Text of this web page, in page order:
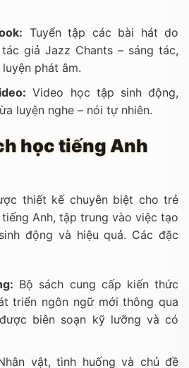
Tuyển tập các bài hát do
giả Jazz Chants – sáng tác,
phát âm.
Video học tập sinh động,
luyện nghe – nói tự nhiên.
học tiếng Anh
thiết kế chuyên biệt cho trẻ
Anh, tập trung vào việc tạo
động và hiệu quả. Các đặc
Bộ sách cung cấp kiến thức
triển ngôn ngữ mới thông qua
biên soạn kỹ lưỡng và có
vật, tình huống và chủ đề